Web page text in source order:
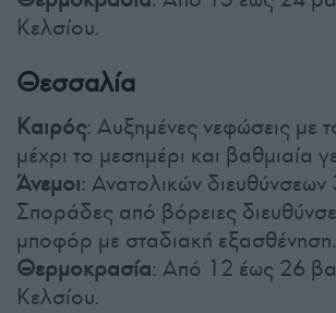
Κελσίου.
Θεσσαλία
Καιρός: Αυξημένες νεφώσεις με
μέχρι το μεσημέρι και βαθμιαία
Άνεμοι: Ανατολικών διευθύνσεων
Σποράδες από βόρειες
μποφόρ με σταδιακή εξασθένηση.
Θερμοκρασία: Από 12 έως 26
Κελσίου.